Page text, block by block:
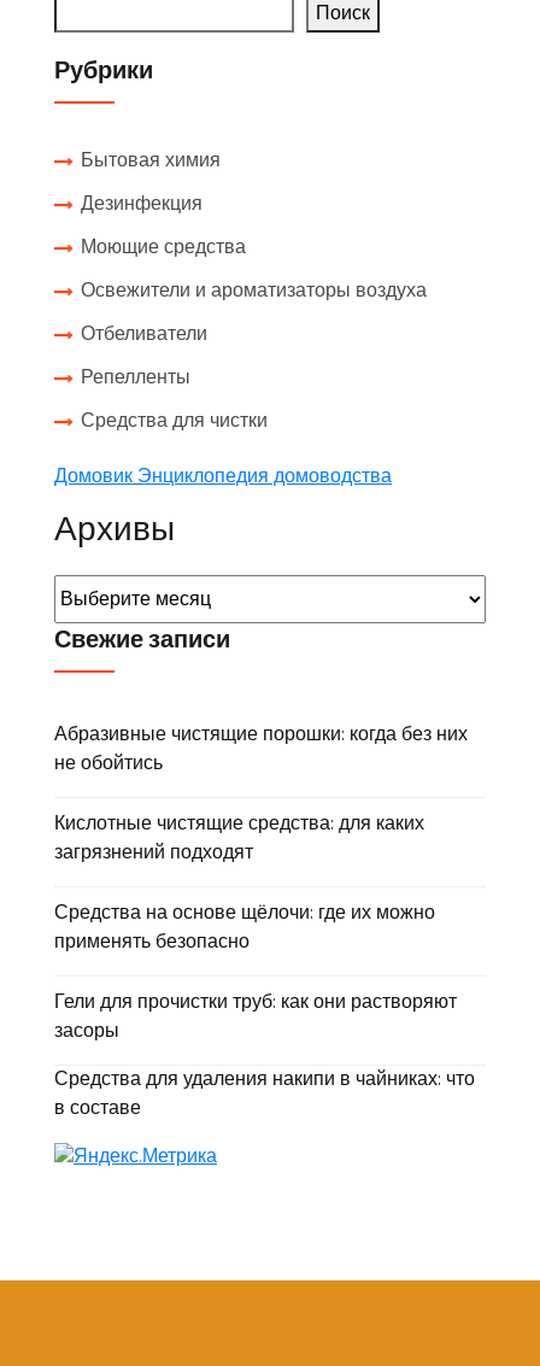
Поиск
Рубрики
Бытовая химия
Дезинфекция
Моющие средства
Освежители и ароматизаторы воздуха
Отбеливатели
Репелленты
Средства для чистки
Домовик Энциклопедия домоводства
Архивы
Свежие записи
Абразивные чистящие порошки: когда без них
не обойтись
Кислотные чистящие средства: для каких
загрязнений подходят
Средства на основе щёлочи: где их можно
применять безопасно
Гели для прочистки труб: как они растворяют
засоры
Средства для удаления накипи в чайниках: что
в составе